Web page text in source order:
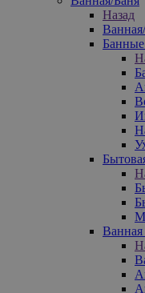
Назад
Банные
Ванная